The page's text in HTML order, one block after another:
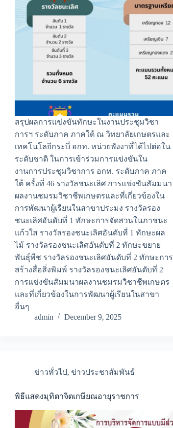
สรุปผลการแข่งขันทักษะในงานประชุมวิชา
การฯ ระดับภาค ภาคใต้ ณ วิทยาลัยเกษตรและ
เทคโนโลยีกระบี่ อกท. หน่วยพังงาที่ได้ไปต่อใน
ระดับชาติ ในการเข้าร่วมการแข่งขันใน
งานการประชุมวิชาการ อกท. ระดับภาค ภาค
ใต้ ครั้งที่ 46 รางวัลชนะเลิศ การแข่งขันสัมมนา
ผลงานชมรมวิชาชีพเกษตรและที่เกี่ยวข้องใน
การพัฒนาผู้เรียนในสาขาประมง รางวัลรอง
ชนะเลิศอันดับที่ 1 ทักษะการจัดสวนในภาชนะ
แก้วใส รางวัลรองชนะเลิศอันดับที่ 1 ทักษะผล
ไม้ รางวัลรองชนะเลิศอันดับที่ 2 ทักษะขยาย
พันธุ์พืช รางวัลรองชนะเลิศอันดับที่ 2 ทักษะการ
สร้างสื่อสิ่งพิมพ์ รางวัลรองชนะเลิศอันดับที่ 2
การแข่งขันสัมมนาผลงานชมรมวิชาชีพเกษตร
และที่เกี่ยวข้องในการพัฒนาผู้เรียนในสาขา
อื่นๆ
admin
December 9, 2025
ข่าวทั่วไป, ข่าวประชาสัมพันธ์
พิธีแสดงมุทิตาจิตเกษียณอายุราชการ